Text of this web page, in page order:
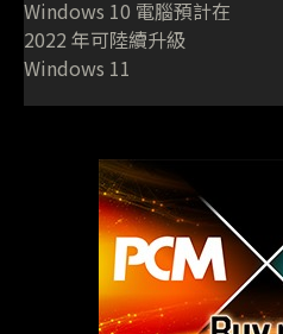
Windows 10 電腦預計在
2022 年可陸續升級
Windows 11